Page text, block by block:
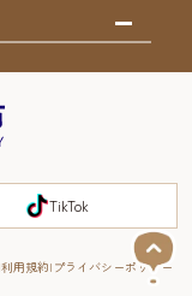
TikTok
利用規約 プライバシーポリシー